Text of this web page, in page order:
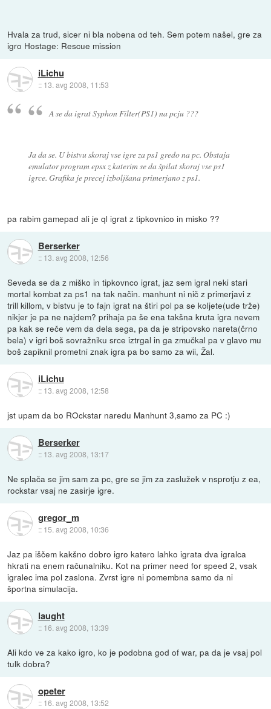
Hvala za trud, sicer ni bla nobena od teh. Sem potem našel, gre za
igro Hostage: Rescue mission
iLichu
:: 13. avg 2008, 11:53
A se da igrat Syphon Filter(PS1) na pcju ???
Ja da se. U bistvu skoraj vse igre za ps1 gredo na pc. Obstaja
emulator program epsx z katerim se da špilat skoraj vse ps1
igrce. Grafika je precej izboljšana primerjano z ps1.
pa rabim gamepad ali je ql igrat z tipkovnico in misko ??
Berserker
:: 13. avg 2008, 12:56
Seveda se da z miško in tipkovnco igrat, jaz sem igral neki stari
mortal kombat za ps1 na tak način. manhunt ni nič z primerjavi z
trill killom, v bistvu je to fajn igrat na štiri pol pa se koljete(ude trže)
nikjer je pa ne najdem? prihaja pa še ena takšna kruta igra nevem
pa kak se reče vem da dela sega, pa da je stripovsko nareta(črno
bela) v igri boš sovražniku srce iztrgal in ga zmučkal pa v glavo mu
boš zapiknil prometni znak igra pa bo samo za wii, Žal.
iLichu
:: 13. avg 2008, 12:58
jst upam da bo ROckstar naredu Manhunt 3,samo za PC :)
Berserker
:: 13. avg 2008, 13:17
Ne splača se jim sam za pc, gre se jim za zaslužek v nsprotju z ea,
rockstar vsaj ne zasirje igre.
gregor_m
:: 15. avg 2008, 10:36
Jaz pa iščem kakšno dobro igro katero lahko igrata dva igralca
hkrati na enem računalniku. Kot na primer need for speed 2, vsak
igralec ima pol zaslona. Zvrst igre ni pomembna samo da ni
športna simulacija.
laught
:: 16. avg 2008, 13:39
Ali kdo ve za kako igro, ko je podobna god of war, pa da je vsaj pol
tulk dobra?
opeter
:: 16. avg 2008, 13:52